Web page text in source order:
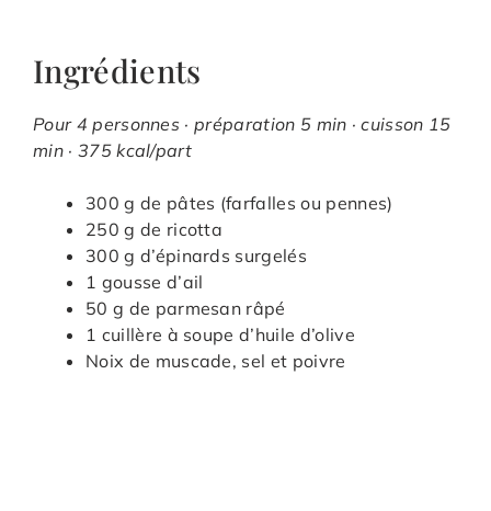
Ingrédients
Pour 4 personnes · préparation 5 min · cuisson 15
min · 375 kcal/part
300 g de pâtes (farfalles ou pennes)
250 g de ricotta
300 g d’épinards surgelés
1 gousse d’ail
50 g de parmesan râpé
1 cuillère à soupe d’huile d’olive
Noix de muscade, sel et poivre